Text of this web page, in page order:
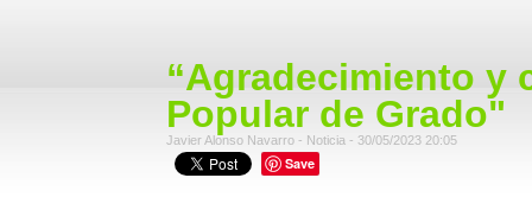
“Agradecimiento y
Popular de Grado"
Javier Alonso Navarro - Noticia - 30/05/2023 20:05
Save